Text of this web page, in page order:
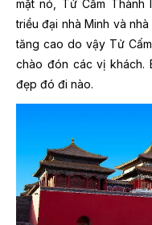
mặt nó, Tử Cấm Thành
triều đại nhà Minh và
tăng cao do vậy Tử
chào đón các vị khách.
đẹp đó đi nào.